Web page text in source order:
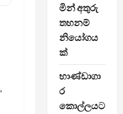
මින් අතුරු
තහනම්
නියෝගය
ක්
භාණ්ඩාගා
ර
කොල්ලයට